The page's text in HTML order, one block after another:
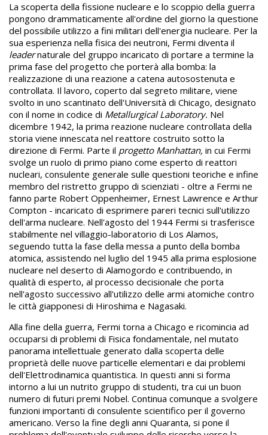
La scoperta della fissione nucleare e lo scoppio della guerra
pongono drammaticamente all'ordine del giorno la questione
del possibile utilizzo a fini militari dell'energia nucleare. Per la
sua esperienza nella fisica dei neutroni, Fermi diventa il
leadernaturale del gruppo incaricato di portare a termine la
prima fase del progetto che porterà alla bomba: la
realizzazione di una reazione a catena autosostenuta e
controllata. Il lavoro, coperto dal segreto militare, viene
svolto in uno scantinato dell'Università di Chicago, designato
con il nome in codice di Metallurgical Laboratory. Nel
dicembre 1942, la prima reazione nucleare controllata della
storia viene innescata nel reattore costruito sotto la
direzione di Fermi. Parte il progetto Manhattan, in cui Fermi
svolge un ruolo di primo piano come esperto di reattori
nucleari, consulente generale sulle questioni teoriche e infine
membro del ristretto gruppo di scienziati - oltre a Fermi ne
fanno parte Robert Oppenheimer, Ernest Lawrence e Arthur
Compton - incaricato di esprimere pareri tecnici sull'utilizzo
dell'arma nucleare. Nell'agosto del 1944 Fermi si trasferisce
stabilmente nel villaggio-laboratorio di Los Alamos,
seguendo tutta la fase della messa a punto della bomba
atomica, assistendo nel luglio del 1945 alla prima esplosione
nucleare nel deserto di Alamogordo e contribuendo, in
qualità di esperto, al processo decisionale che porta
nell'agosto successivo all'utilizzo delle armi atomiche contro
le città giapponesi di Hiroshima e Nagasaki.
Alla fine della guerra, Fermi torna a Chicago e ricomincia ad
occuparsi di problemi di Fisica fondamentale, nel mutato
panorama intellettuale generato dalla scoperta delle
proprietà delle nuove particelle elementari e dai problemi
dell'Elettrodinamica quantistica. In questi anni si forma
intorno a lui un nutrito gruppo di studenti, tra cui un buon
numero di futuri premi Nobel. Continua comunque a svolgere
funzioni importanti di consulente scientifico per il governo
americano. Verso la fine degli anni Quaranta, si pone il